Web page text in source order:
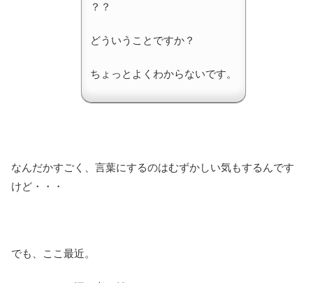
？？
どういうことですか？
ちょっとよくわからないです。
なんだかすごく、言葉にするのはむずかしい気もするんです
けど・・・
でも、ここ最近。